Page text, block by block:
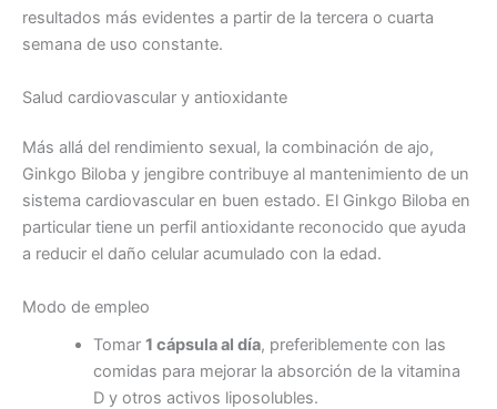
resultados más evidentes a partir de la tercera o cuarta
semana de uso constante.
Salud cardiovascular y antioxidante
Más allá del rendimiento sexual, la combinación de ajo,
Ginkgo Biloba y jengibre contribuye al mantenimiento de un
sistema cardiovascular en buen estado. El Ginkgo Biloba en
particular tiene un perfil antioxidante reconocido que ayuda
a reducir el daño celular acumulado con la edad.
Modo de empleo
Tomar 1 cápsula al día, preferiblemente con las
comidas para mejorar la absorción de la vitamina
D y otros activos liposolubles.